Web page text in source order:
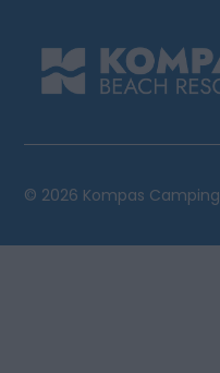
© 2026 Kompas Camping